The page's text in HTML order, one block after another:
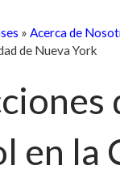
» Acerca de
de Nueva York
en la